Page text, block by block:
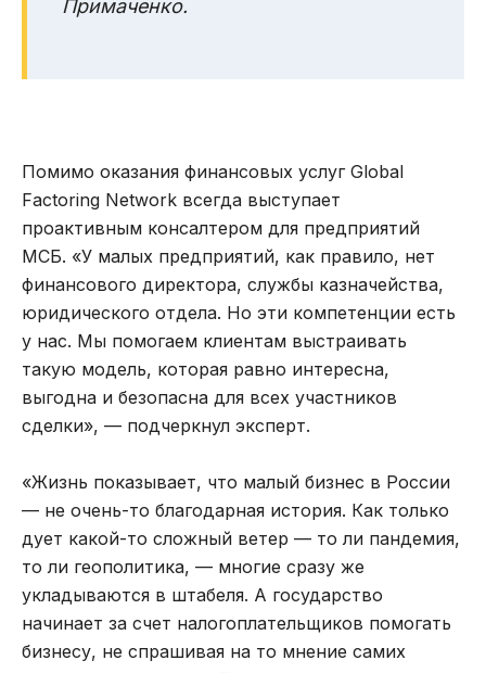
Примаченко.
Помимо оказания финансовых услуг Global
Factoring Network всегда выступает
проактивным консалтером для предприятий
МСБ. «У малых предприятий, как правило, нет
финансового директора, службы казначейства,
юридического отдела. Но эти компетенции есть
у нас. Мы помогаем клиентам выстраивать
такую модель, которая равно интересна,
выгодна и безопасна для всех участников
сделки», — подчеркнул эксперт.
«Жизнь показывает, что малый бизнес в России
— не очень-то благодарная история. Как только
дует какой-то сложный ветер — то ли пандемия,
то ли геополитика, — многие сразу же
укладываются в штабеля. А государство
начинает за счет налогоплательщиков помогать
бизнесу, не спрашивая на то мнение самих